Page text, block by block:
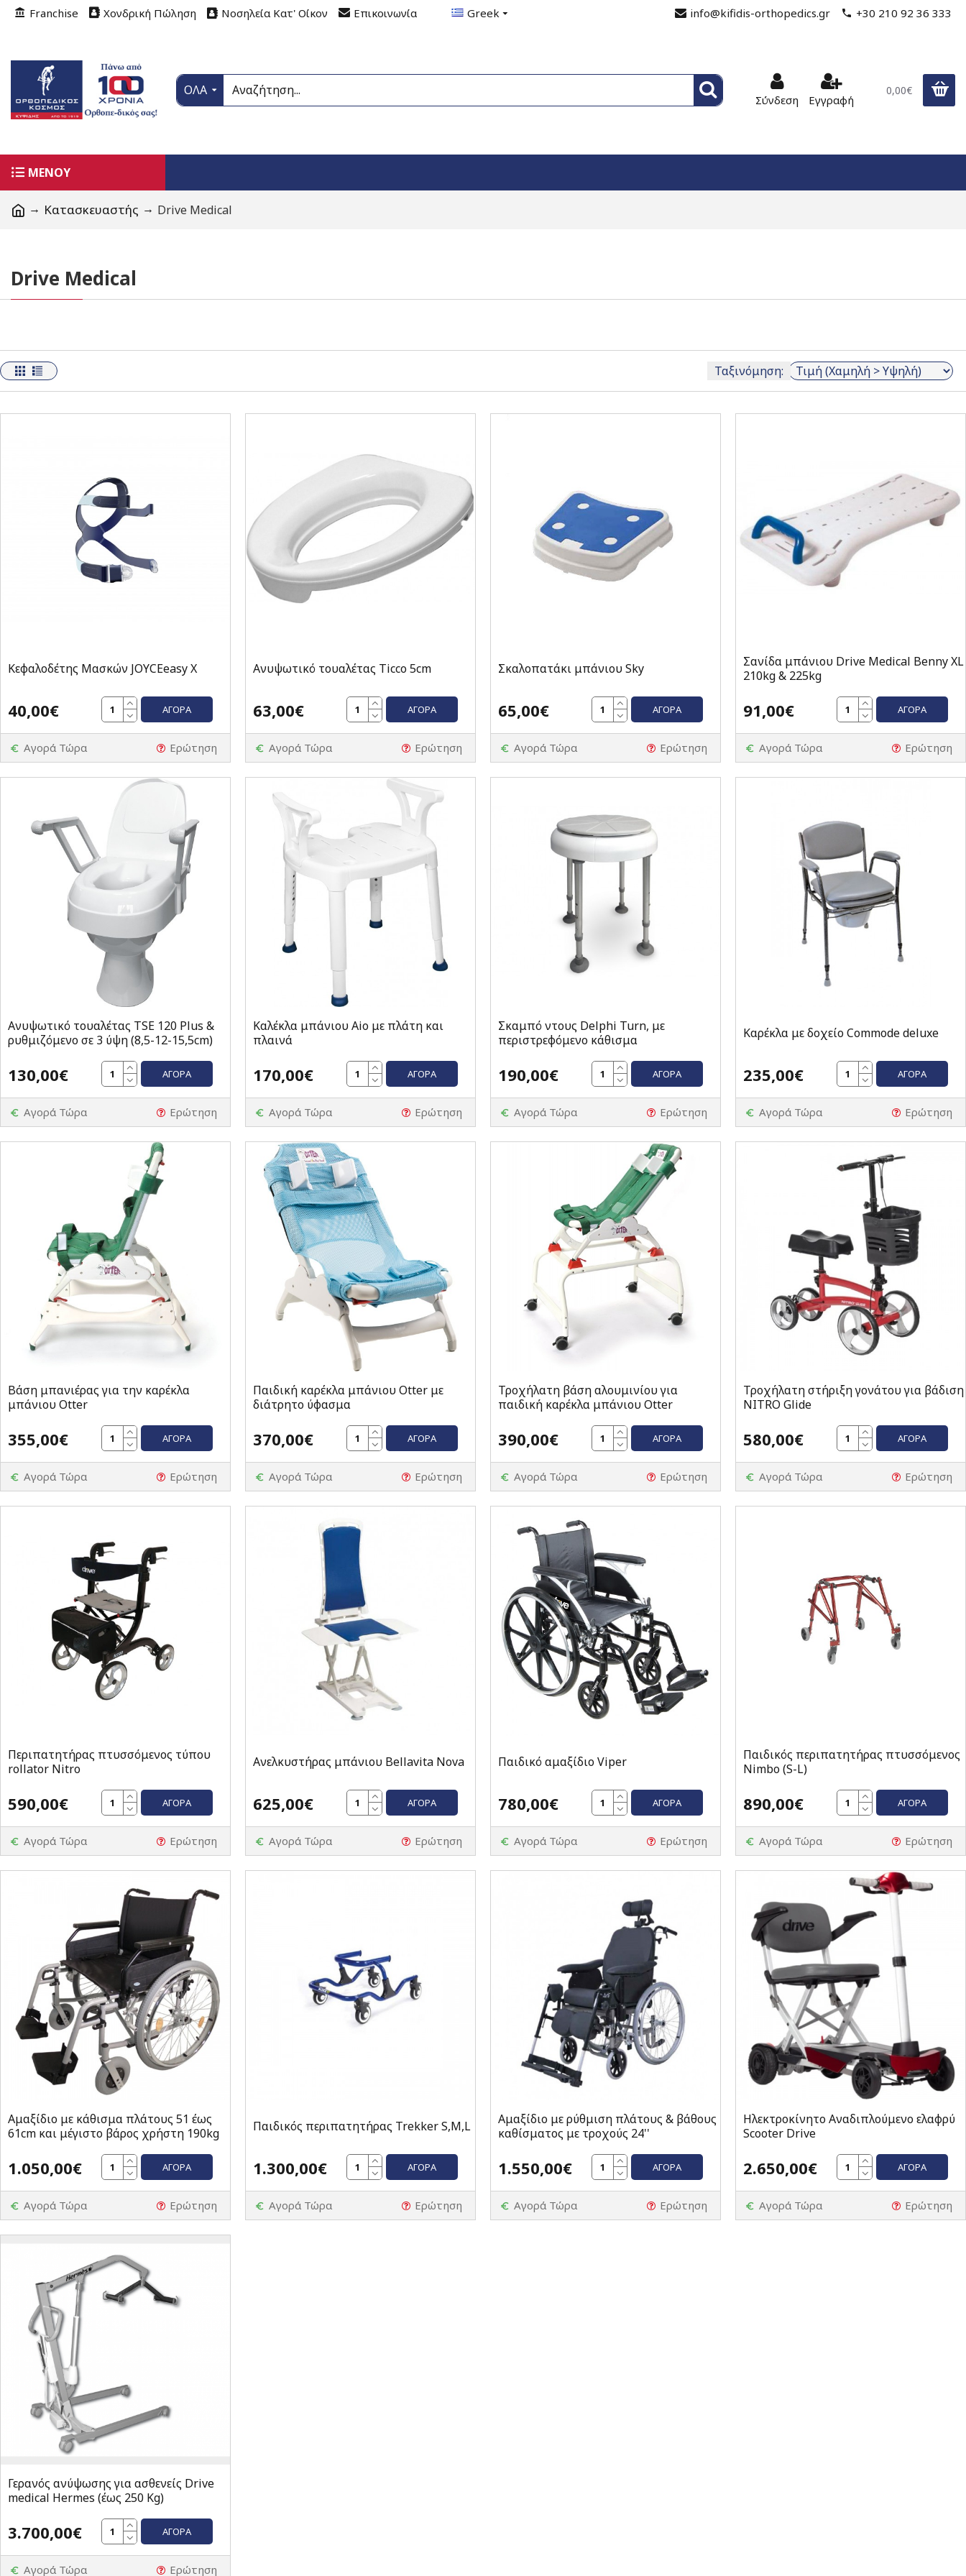
Franchise Χονδρική Πώληση Νοσηλεία Κατ' Οίκον Επικοινωνία Greek info@kifidis-orthopedics.gr +30 210 92 36 333
ΟΛΑ
Σύνδεση Εγγραφή
0,00€
ΜΕΝΟΥ
Κατασκευαστής Drive Medical
Drive Medical
Ταξινόμηση:
Κεφαλοδέτης Mασκών JOYCEeasy X
40,00€ ΑΓΟΡΆ
Αγορά Τώρα Ερώτηση
Ανυψωτικό τουαλέτας Ticco 5cm
63,00€ ΑΓΟΡΆ
Αγορά Τώρα Ερώτηση
Σκαλοπατάκι μπάνιου Sky
65,00€ ΑΓΟΡΆ
Αγορά Τώρα Ερώτηση
Σανίδα μπάνιου Drive Medical Benny XL
210kg & 225kg
91,00€ ΑΓΟΡΆ
Αγορά Τώρα Ερώτηση
Ανυψωτικό τουαλέτας TSE 120 Plus &
ρυθμιζόμενο σε 3 ύψη (8,5-12-15,5cm)
130,00€ ΑΓΟΡΆ
Αγορά Τώρα Ερώτηση
Καλέκλα μπάνιου Aio με πλάτη και
πλαινά
170,00€ ΑΓΟΡΆ
Αγορά Τώρα Ερώτηση
Σκαμπό ντους Delphi Turn, με
περιστρεφόμενο κάθισμα
190,00€ ΑΓΟΡΆ
Αγορά Τώρα Ερώτηση
Καρέκλα με δοχείο Commode deluxe
235,00€ ΑΓΟΡΆ
Αγορά Τώρα Ερώτηση
Bάση μπανιέρας για την καρέκλα
μπάνιου Otter
355,00€ ΑΓΟΡΆ
Αγορά Τώρα Ερώτηση
Παιδική καρέκλα μπάνιου Otter με
διάτρητο ύφασμα
370,00€ ΑΓΟΡΆ
Αγορά Τώρα Ερώτηση
Τροχήλατη βάση αλουμινίου για
παιδική καρέκλα μπάνιου Otter
390,00€ ΑΓΟΡΆ
Αγορά Τώρα Ερώτηση
Τροχήλατη στήριξη γονάτου για βάδιση
NITRO Glide
580,00€ ΑΓΟΡΆ
Αγορά Τώρα Ερώτηση
Περιπατητήρας πτυσσόμενος τύπου
rollator Nitro
590,00€ ΑΓΟΡΆ
Αγορά Τώρα Ερώτηση
Ανελκυστήρας μπάνιου Bellavita Nova
625,00€ ΑΓΟΡΆ
Αγορά Τώρα Ερώτηση
Παιδικό αμαξίδιο Viper
780,00€ ΑΓΟΡΆ
Αγορά Τώρα Ερώτηση
Παιδικός περιπατητήρας πτυσσόμενος
Nimbo (S-L)
890,00€ ΑΓΟΡΆ
Αγορά Τώρα Ερώτηση
Αμαξίδιο με κάθισμα πλάτους 51 έως
61cm και μέγιστο βάρος χρήστη 190kg
1.050,00€ ΑΓΟΡΆ
Αγορά Τώρα Ερώτηση
Παιδικός περιπατητήρας Trekker S,M,L
1.300,00€ ΑΓΟΡΆ
Αγορά Τώρα Ερώτηση
Αμαξίδιο με ρύθμιση πλάτους & βάθους
καθίσματος με τροχούς 24''
1.550,00€ ΑΓΟΡΆ
Αγορά Τώρα Ερώτηση
Hλεκτροκίνητο Αναδιπλούμενο ελαφρύ
Scooter Drive
2.650,00€ ΑΓΟΡΆ
Αγορά Τώρα Ερώτηση
Γερανός ανύψωσης για ασθενείς Drive
medical Hermes (έως 250 Kg)
3.700,00€ ΑΓΟΡΆ
Αγορά Τώρα Ερώτηση